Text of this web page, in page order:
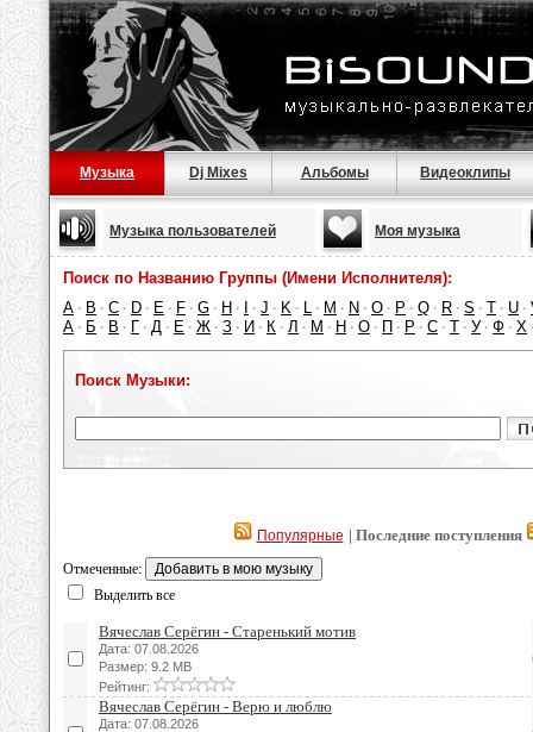
Музыка Dj Mixes Альбомы Видеоклипы
Музыка пользователей Моя музыка
Поиск по Названию Группы (Имени Исполнителя):
A · B · C · D · E · F · G · H · · J · K · L · M · N · O · P · Q · R · S · T · U ·
А · Б · В · Г · Д · Е · Ж · З · И · К · Л · М · Н · О · П · Р · С · Т · У · Ф · Х
Поиск Музыки:
Популярные | Последние поступления
Отмеченные:
Выделить все
Вячеслав Серёгин - Старенький мотив
Дата: 07.08.2026
Размер: 9.2 MB
Рейтинг:
Вячеслав Серёгин - Верю и люблю
Дата: 07.08.2026